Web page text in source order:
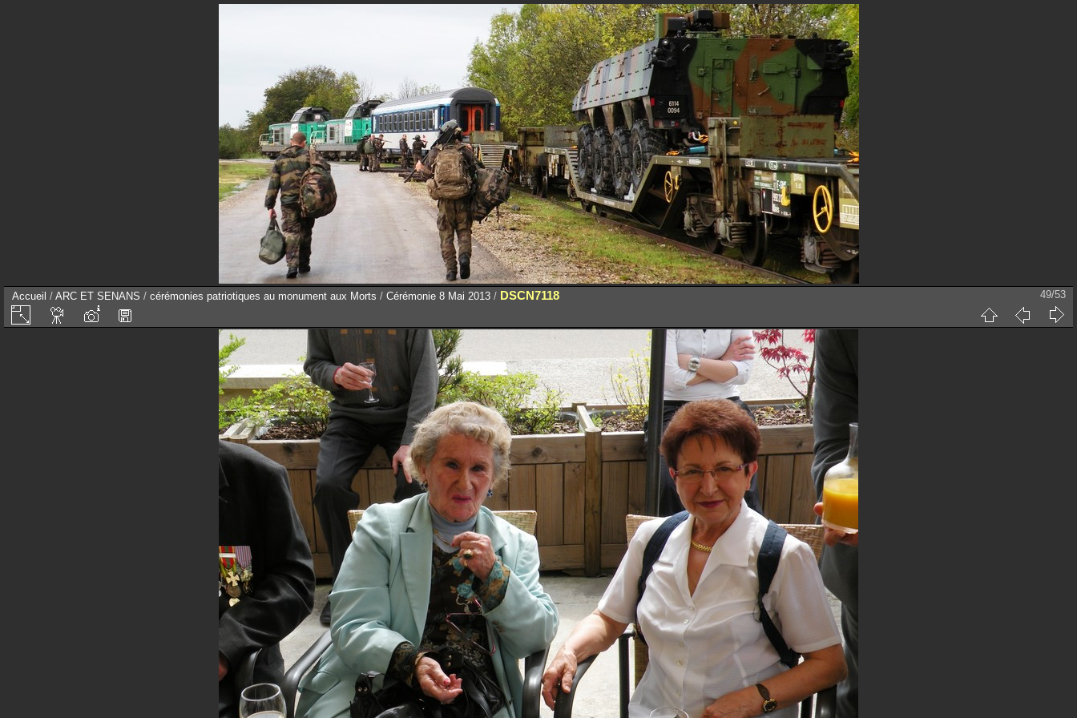
Accueil / ARC ET SENANS / cérémonies patriotiques au monument aux Morts / Cérémonie 8 Mai 2013 / DSCN7118 49/53